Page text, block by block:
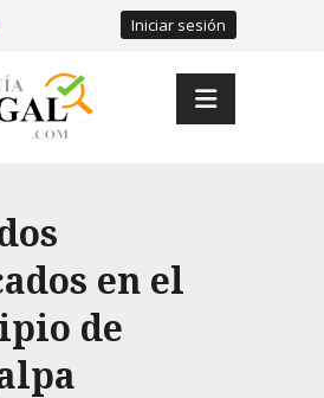
Iniciar sesión
en el
de